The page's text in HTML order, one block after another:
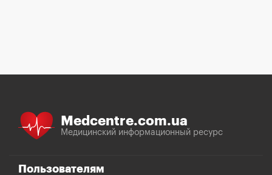
Medcentre.com.ua
Медицинский информационный ресурс
Пользователям